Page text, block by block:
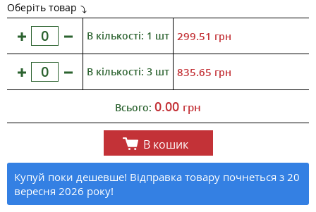
Оберіть товар
В кількості: 1 шт 299.51 грн
В кількості: 3 шт 835.65 грн
Всього: 0.00 грн
В кошик
Купуй поки дешевше! Відправка товару почнеться з 20
вересня 2026 року!